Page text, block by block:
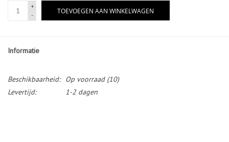
+
-
TOEVOEGEN AAN WINKELWAGEN
Informatie
Beschikbaarheid: Op voorraad(10)
Levertijd:
1-2 dagen